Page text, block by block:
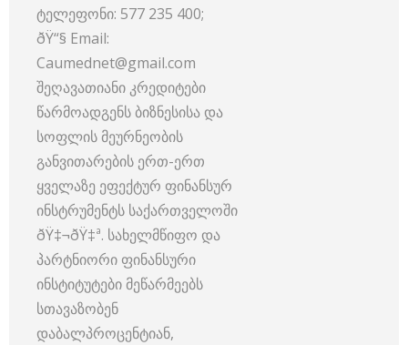
ტელეფონი: 577 235 400;
ðŸ“§ Email:
Caumednet@gmail.com
შეღავათიანი კრედიტები
წარმოადგენს ბიზნესისა და
სოფლის მეურნეობის
განვითარების ერთ-ერთ
ყველაზე ეფექტურ ფინანსურ
ინსტრუმენტს საქართველოში
ðŸ‡¬ðŸ‡ª. სახელმწიფო და
პარტნიორი ფინანსური
ინსტიტუტები მეწარმეებს
სთავაზობენ
დაბალპროცენტიან,